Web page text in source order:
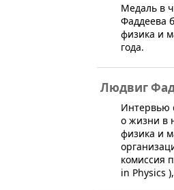
Медаль в
Фаддеева
физика и
года.
Людвиг
​Интервью
о жизни в
физика и
комиссия
in Physics